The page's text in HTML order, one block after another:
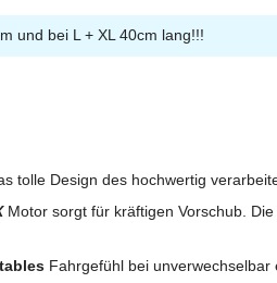
und bei L + XL 40cm lang!!!
tolle Design des hochwertig
Motor sorgt für kräftigen Vorschub.
Fahrgefühl bei unverwechselbar